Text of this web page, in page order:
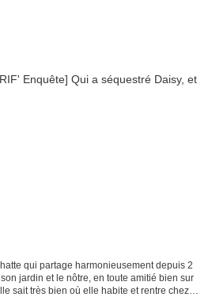
qui partage harmonieusement depuis 2
jardin et le nôtre, en toute amitié bien sur
sait très bien où elle habite et rentre chez